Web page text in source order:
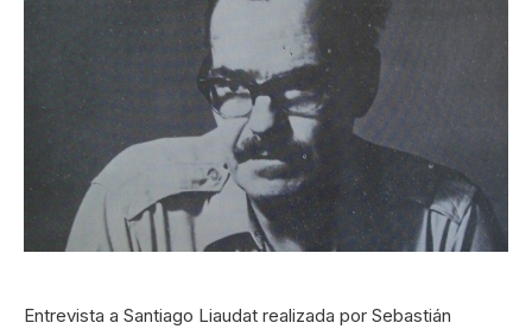
Entrevista a Santiago Liaudat realizada por Sebastián